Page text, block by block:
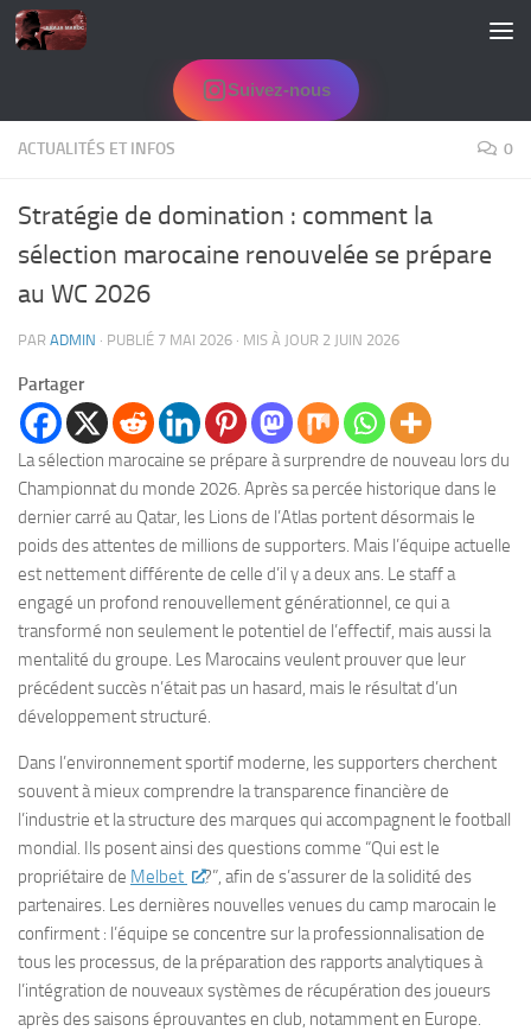
Skip to content
Suivez-nous
ACTUALITÉS ET INFOS 0
Stratégie de domination : comment la
sélection marocaine renouvelée se prépare
au WC 2026
PAR ADMIN · PUBLIÉ 7 MAI 2026 · MIS À JOUR 2 JUIN 2026
Partager
La sélection marocaine se prépare à surprendre de nouveau lors du
Championnat du monde 2026. Après sa percée historique dans le
dernier carré au Qatar, les Lions de l’Atlas portent désormais le
poids des attentes de millions de supporters. Mais l’équipe actuelle
est nettement différente de celle d’il y a deux ans. Le staff a
engagé un profond renouvellement générationnel, ce qui a
transformé non seulement le potentiel de l’effectif, mais aussi la
mentalité du groupe. Les Marocains veulent prouver que leur
précédent succès n’était pas un hasard, mais le résultat d’un
développement structuré.
Dans l’environnement sportif moderne, les supporters cherchent
souvent à mieux comprendre la transparence financière de
l’industrie et la structure des marques qui accompagnent le football
mondial. Ils posent ainsi des questions comme “Qui est le
propriétaire de Melbet
?”, afin de s’assurer de la solidité des
partenaires. Les dernières nouvelles venues du camp marocain le
confirment : l’équipe se concentre sur la professionnalisation de
tous les processus, de la préparation des rapports analytiques à
l’intégration de nouveaux systèmes de récupération des joueurs
après des saisons éprouvantes en club, notamment en Europe.